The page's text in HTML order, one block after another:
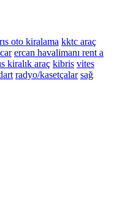
oto kiralama kktc araç
ercan havalimanı rent a
kiralık araç kibris vites
radyo/kasetçalar sağ